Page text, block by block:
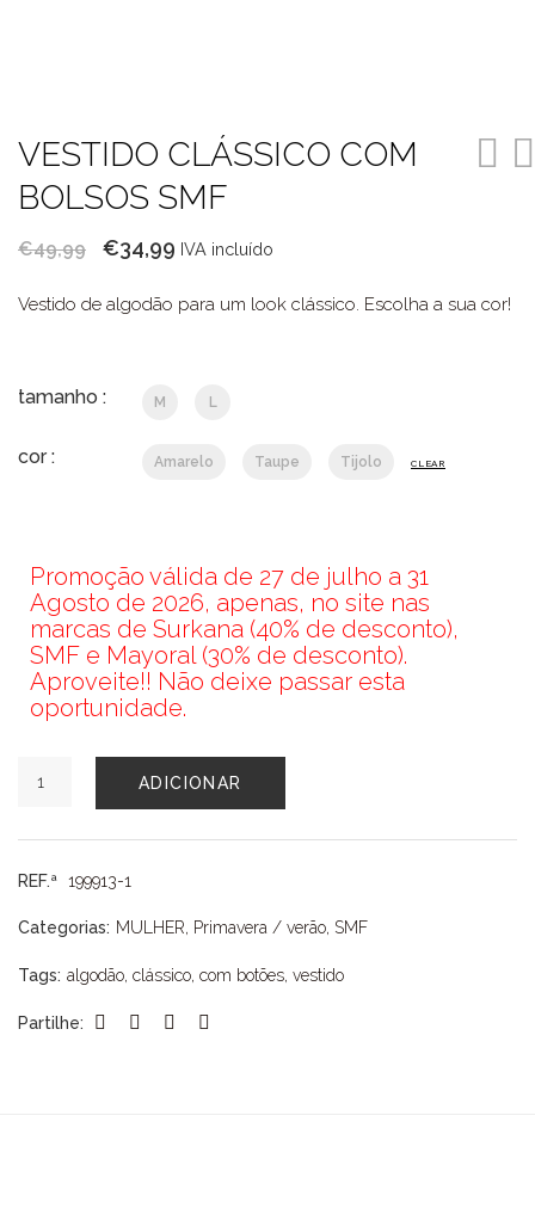
VESTIDO CLÁSSICO COM
BOLSOS SMF
€49,99
O
original
€34,99 O
atual
IVA incluído
Vestido de algodão para um look clássico. Escolha a sua cor!
tamanho : M L
cor : Amarelo Taupe Tijolo CLEAR
Promoção válida de 27 de julho a 31
Agosto de 2026, apenas, no site nas
marcas de Surkana (40% de desconto),
SMF e Mayoral (30% de desconto).
Aproveite!! Não deixe passar esta
oportunidade.
de
CLÁSSICO
COM
SMF
ADICIONAR
REF.ª 199913-1
Categorias: MULHER, Primavera / verão, SMF
Tags: algodão, clássico, com botões, vestido
Partilhe: